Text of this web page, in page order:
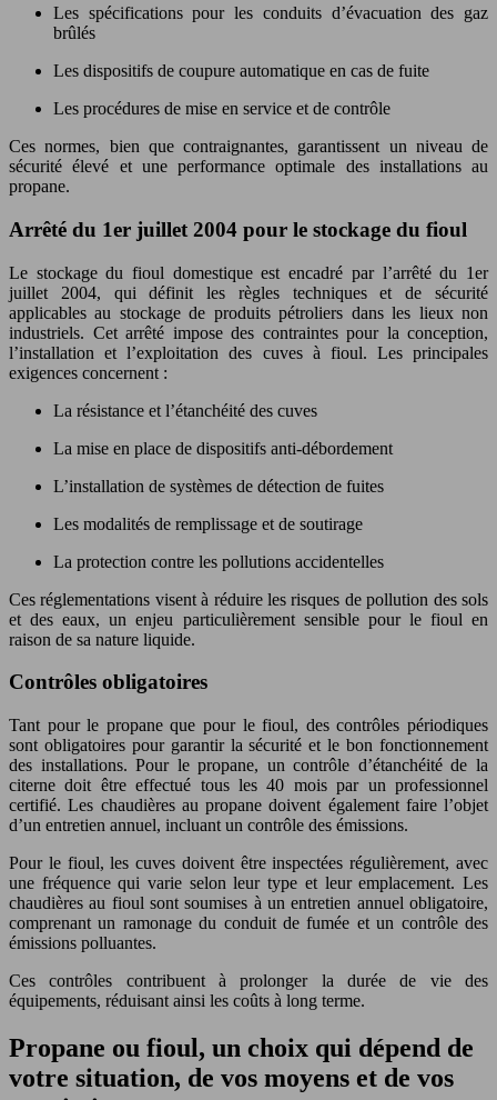
Les spécifications pour les conduits d’évacuation des gaz
brûlés
Les dispositifs de coupure automatique en cas de fuite
Les procédures de mise en service et de contrôle
Ces normes, bien que contraignantes, garantissent un niveau de
sécurité élevé et une performance optimale des installations au
propane.
Arrêté du 1er juillet 2004 pour le stockage du fioul
Le stockage du fioul domestique est encadré par l’arrêté du 1er
juillet 2004, qui définit les règles techniques et de sécurité
applicables au stockage de produits pétroliers dans les lieux non
industriels. Cet arrêté impose des contraintes pour la conception,
l’installation et l’exploitation des cuves à fioul. Les principales
exigences concernent :
La résistance et l’étanchéité des cuves
La mise en place de dispositifs anti-débordement
L’installation de systèmes de détection de fuites
Les modalités de remplissage et de soutirage
La protection contre les pollutions accidentelles
Ces réglementations visent à réduire les risques de pollution des sols
et des eaux, un enjeu particulièrement sensible pour le fioul en
raison de sa nature liquide.
Contrôles obligatoires
Tant pour le propane que pour le fioul, des contrôles périodiques
sont obligatoires pour garantir la sécurité et le bon fonctionnement
des installations. Pour le propane, un contrôle d’étanchéité de la
citerne doit être effectué tous les 40 mois par un professionnel
certifié. Les chaudières au propane doivent également faire l’objet
d’un entretien annuel, incluant un contrôle des émissions.
Pour le fioul, les cuves doivent être inspectées régulièrement, avec
une fréquence qui varie selon leur type et leur emplacement. Les
chaudières au fioul sont soumises à un entretien annuel obligatoire,
comprenant un ramonage du conduit de fumée et un contrôle des
émissions polluantes.
Ces contrôles contribuent à prolonger la durée de vie des
équipements, réduisant ainsi les coûts à long terme.
Propane ou fioul, un choix qui dépend de
votre situation, de vos moyens et de vos